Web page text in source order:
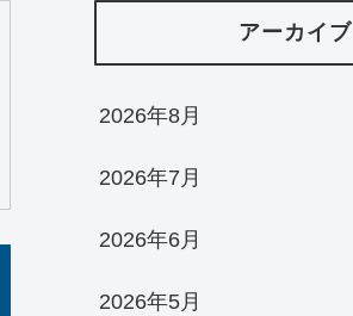
アーカイブ
2026年8月
2026年7月
2026年6月
2026年5月